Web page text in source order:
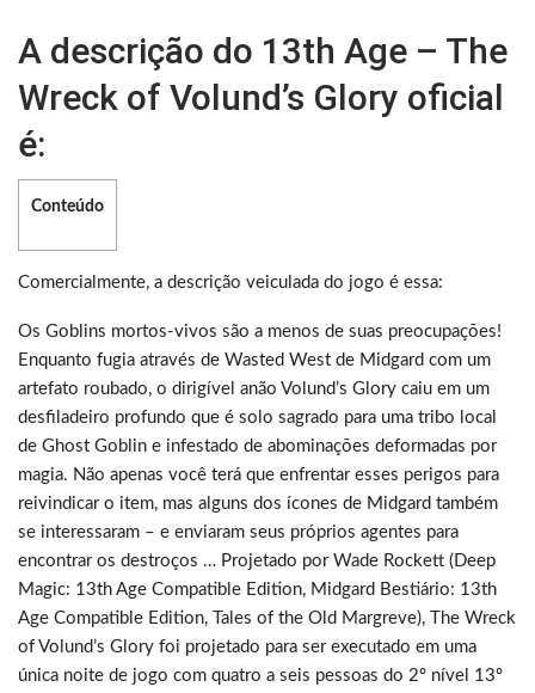
A descrição do 13th Age – The
Wreck of Volund’s Glory oficial
é:
Conteúdo
Comercialmente, a descrição veiculada do jogo é essa:
Os Goblins mortos-vivos são a menos de suas preocupações!
Enquanto fugia através de Wasted West de Midgard com um
artefato roubado, o dirigível anão Volund’s Glory caiu em um
desfiladeiro profundo que é solo sagrado para uma tribo local
de Ghost Goblin e infestado de abominações deformadas por
magia. Não apenas você terá que enfrentar esses perigos para
reivindicar o item, mas alguns dos ícones de Midgard também
se interessaram – e enviaram seus próprios agentes para
encontrar os destroços … Projetado por Wade Rockett (Deep
Magic: 13th Age Compatible Edition, Midgard Bestiário: 13th
Age Compatible Edition, Tales of the Old Margreve), The Wreck
of Volund’s Glory foi projetado para ser executado em uma
única noite de jogo com quatro a seis pessoas do 2º nível 13º